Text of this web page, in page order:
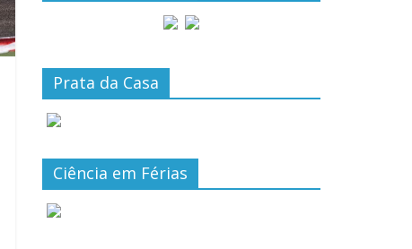
Prata da Casa
Ciência em Férias